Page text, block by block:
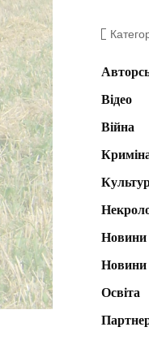
Відео
Війна
Новини
Новини
Освіта